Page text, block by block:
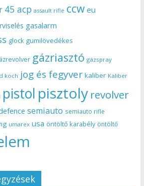
45 acp assault rifle ccw eu
gasalarm
glock gumilövedékes
gázriasztó gázspray
koch jog és fegyver kaliber Kaliber
pistol pisztoly revolver
semiauto semiauto rifle
umarex usa öntöltő karabély öntöltő